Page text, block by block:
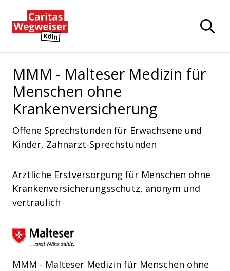
Zur Startseite navigieren
MMM - Malteser Medizin für
Menschen ohne
Krankenversicherung
Offene Sprechstunden für Erwachsene und
Kinder, Zahnarzt-Sprechstunden
Ärztliche Erstversorgung für Menschen ohne
Krankenversicherungsschutz, anonym und
vertraulich
Malteser Hilfsdienst e.V.
MMM - Malteser Medizin für Menschen ohne